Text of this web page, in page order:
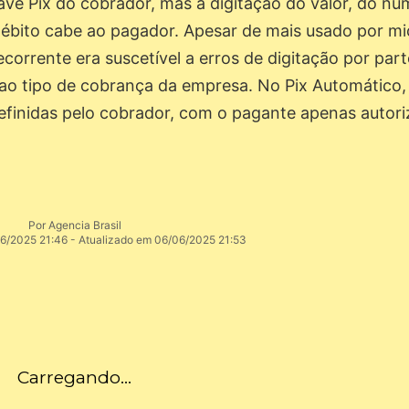
cabe ao pagador. Apesar de mais usado por
era suscetível a erros de digitação por
tipo de cobrança da empresa. No Pix
pelo cobrador, com o pagante apenas
Por Agencia Brasil
2025 21:46 - Atualizado em 06/06/2025 21:53
Carregando...